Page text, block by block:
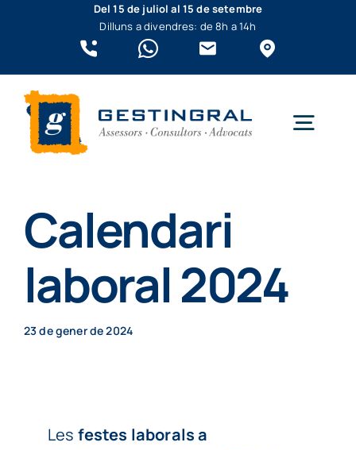
Del 15 de juliol al 15 de setembre
Dilluns a divendres: de 8h a 14h
Empreses
Continguts
Calendari
laboral 2024
23 de gener de 2024
Les festes laborals a